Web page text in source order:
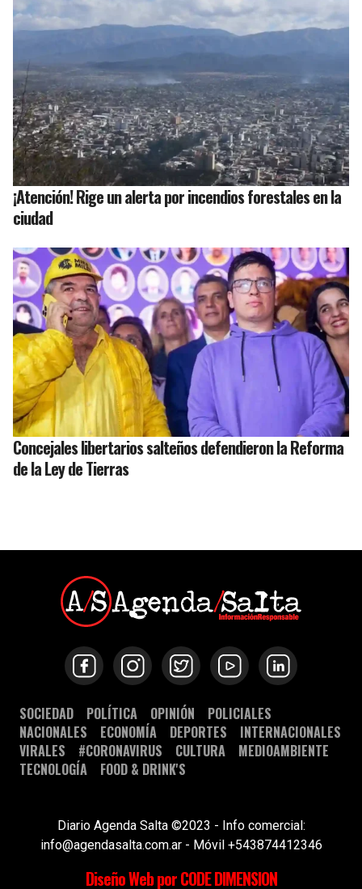
¡Atención! Rige un alerta por incendios forestales en la
ciudad
Concejales libertarios salteños defendieron la Reforma
de la Ley de Tierras
SOCIEDAD POLÍTICA OPINIÓN
POLICIALES
NACIONALES
ECONOMÍA DEPORTES
INTERNACIONALES
VIRALES
#CORONAVIRUS CULTURA
MEDIOAMBIENTE
TECNOLOGÍA
FOOD & DRINK'S
Diario Agenda Salta ©2023 - Info comercial:
info@agendasalta.com.ar - Móvil +543874412346
Diseño Web por CODE DIMENSION